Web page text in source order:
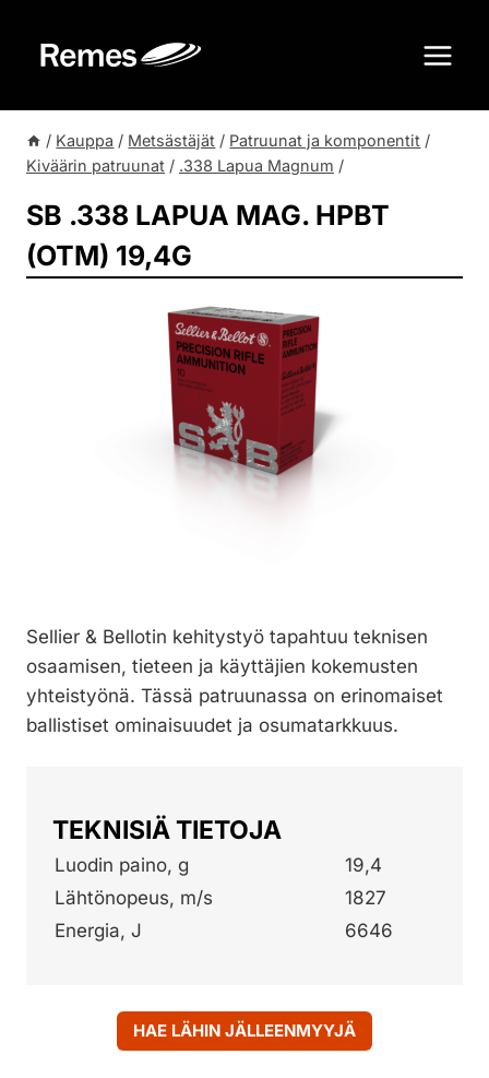
sisältöön
/ Kauppa / Metsästäjät / Patruunat ja komponentit /
Kiväärin patruunat / .338 Lapua Magnum /
SB .338 LAPUA MAG. HPBT
(OTM) 19,4G
Sellier & Bellotin kehitystyö tapahtuu teknisen
osaamisen, tieteen ja käyttäjien kokemusten
yhteistyönä. Tässä patruunassa on erinomaiset
ballistiset ominaisuudet ja osumatarkkuus.
TEKNISIÄ TIETOJA
Luodin paino, g
19,4
Lähtönopeus, m/s
1827
Energia, J
6646
HAE LÄHIN JÄLLEENMYYJÄ